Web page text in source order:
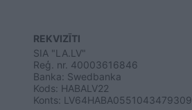
REKVIZĪTI
SIA "LA.LV"
Reģ. nr. 40003616846
Banka: Swedbanka
Kods: HABALV22
Konts: LV64HABA0551043479309